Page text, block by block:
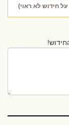
חידוש לא ראוי)